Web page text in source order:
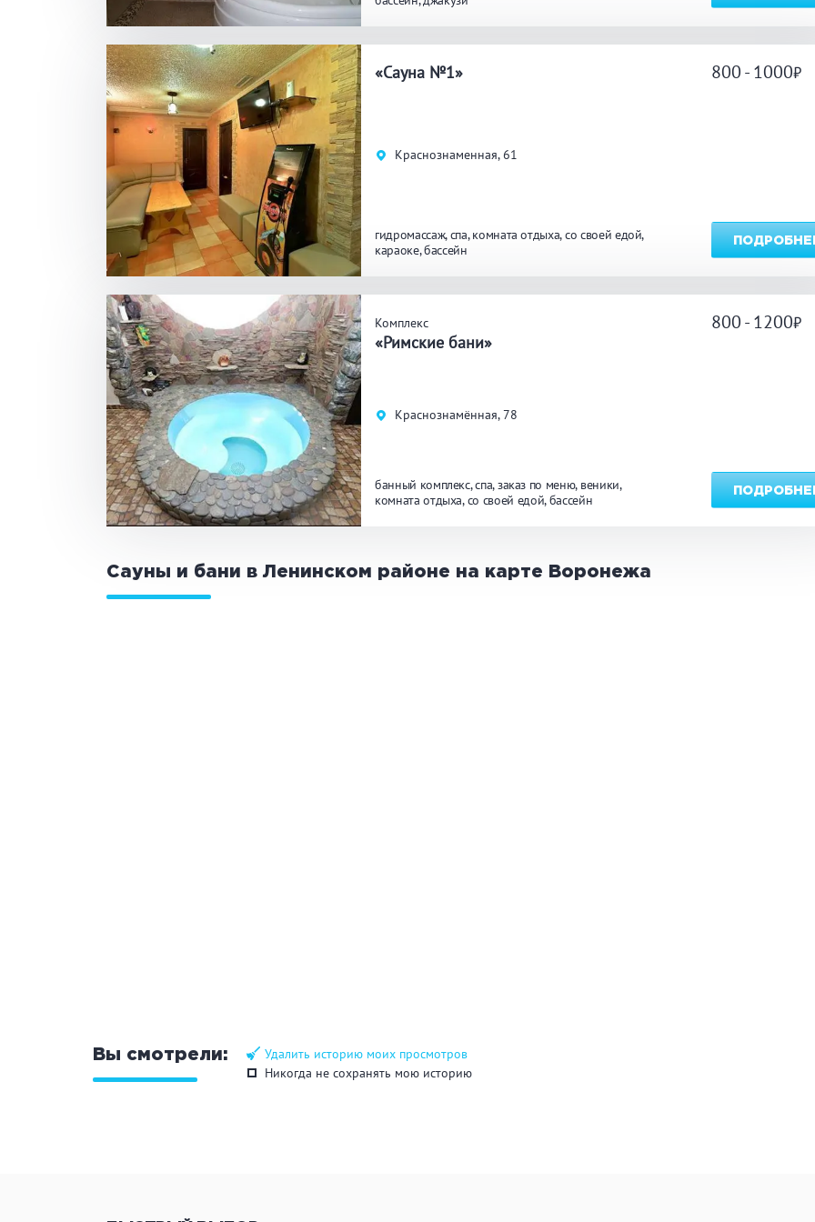
ПРИМЕНИТЬ ФИЛЬТРЫ
«Сауна №1»
Краснознаменная, 61
гидромассаж спа комната отдыха со своей едой
караоке бассейн
800 - 1000
Комплекс
«Римские бани»
Краснознамённая, 78
банный комплекс спа заказ по меню веники
комната отдыха со своей едой бассейн
800 - 1200
Сауны и бани в Ленинском районе на карте Воронежа
Вы смотрели:
Удалить историю моих просмотров
Никогда не сохранять мою историю